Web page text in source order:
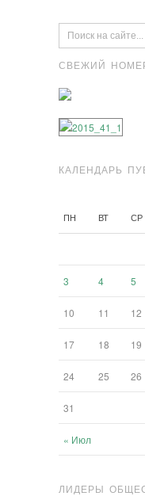
СВЕЖИЙ
КАЛЕНДАРЬ
ПН ВТ СР
« Июл
3 4 5
10 11 12
17 18 19
24 25 26
31
ЛИДЕРЫ